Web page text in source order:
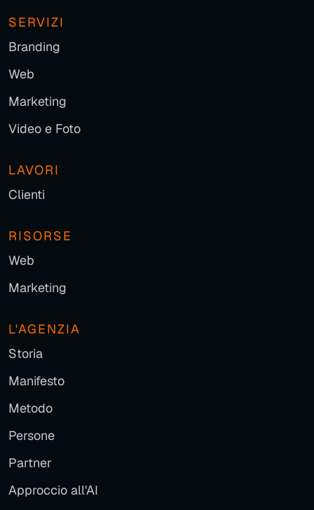
SERVIZI
Branding
Web
Marketing
Video e Foto
LAVORI
Clienti
RISORSE
Web
Marketing
L'AGENZIA
Storia
Manifesto
Metodo
Persone
Partner
Approccio all'AI